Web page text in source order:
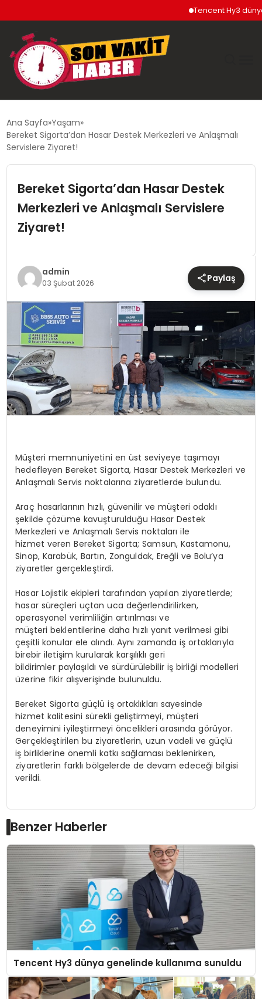
Tencent Hy3 dünya
SIYASET
EKONOMI
SPOR
TEKNOLOJI
YAŞAM
Ana Sayfa Yaşam
Bereket Sigorta’dan Hasar Destek Merkezleri ve Anlaşmalı
Servislere Ziyaret!
Bereket Sigorta’dan Hasar Destek
Merkezleri ve Anlaşmalı Servislere
Ziyaret!
admin
03 Şubat 2026 Paylaş
Müşteri memnuniyetini en üst seviyeye taşımayı
hedefleyen Bereket Sigorta, Hasar Destek Merkezleri ve
Anlaşmalı Servis noktalarına ziyaretlerde bulundu.
Araç hasarlarının hızlı, güvenilir ve müşteri odaklı
şekilde çözüme kavuşturulduğu Hasar Destek
Merkezleri ve Anlaşmalı Servis noktaları ile
hizmet veren Bereket Sigorta; Samsun, Kastamonu,
Sinop, Karabük, Bartın, Zonguldak, Ereğli ve Bolu’ya
ziyaretler gerçekleştirdi.
Hasar Lojistik ekipleri tarafından yapılan ziyaretlerde;
hasar süreçleri uçtan uca değerlendirilirken,
operasyonel verimliliğin artırılması ve
müşteri beklentilerine daha hızlı yanıt verilmesi gibi
çeşitli konular ele alındı. Aynı zamanda iş ortaklarıyla
birebir iletişim kurularak karşılıklı geri
bildirimler paylaşıldı ve sürdürülebilir iş birliği modelleri
üzerine fikir alışverişinde bulunuldu.
Bereket Sigorta güçlü iş ortaklıkları sayesinde
hizmet kalitesini sürekli geliştirmeyi, müşteri
deneyimini iyileştirmeyi öncelikleri arasında görüyor.
Gerçekleştirilen bu ziyaretlerin, uzun vadeli ve güçlü
iş birliklerine önemli katkı sağlaması beklenirken,
ziyaretlerin farklı bölgelerde de devam edeceği bilgisi
verildi.
Benzer Haberler
Tencent Hy3 dünya genelinde kullanıma sunuldu